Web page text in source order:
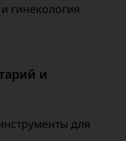
гинекология
и
для